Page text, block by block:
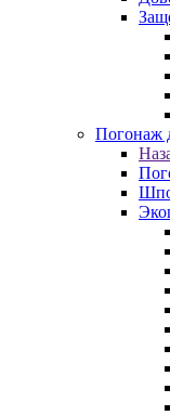
Погонаж